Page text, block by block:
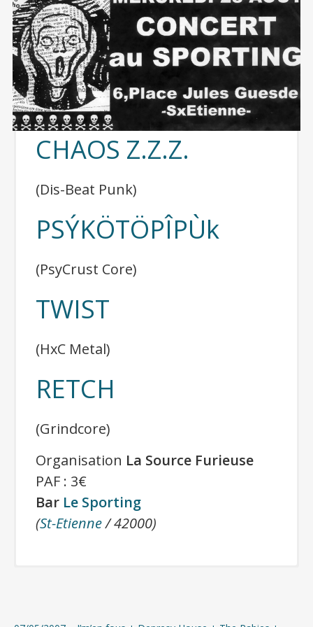
CHAOS Z.Z.Z.
(Dis-Beat Punk)
PSÝKÖTÖPÎPÙk
(PsyCrust Core)
TWIST
(HxC Metal)
RETCH
(Grindcore)
Organisation La Source Furieuse
PAF : 3€
Bar Le Sporting
(St-Etienne/ 42000)